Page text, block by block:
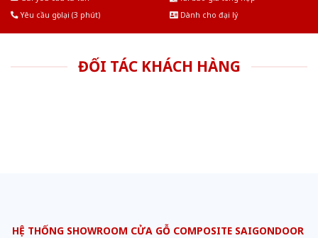
Yêu cầu gọi lại (3 phút)
Dành cho đại lý
ĐỐI TÁC KHÁCH HÀNG
HỆ THỐNG SHOWROOM CỬA GỖ COMPOSITE SAIGONDOOR